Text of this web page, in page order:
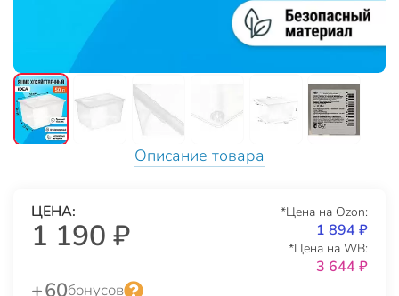
Описание товара
ЦЕНА:
1 190 ₽
*Цена на Ozon:
1 894 ₽
*Цена на WB:
3 644 ₽
+ 60бонусов